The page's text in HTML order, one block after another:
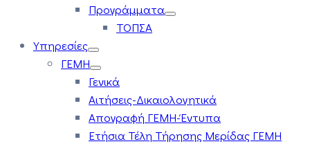
Προγράμματα
ΤΟΠΣΑ
Υπηρεσίες
ΓΕΜΗ
Γενικά
Αιτήσεις-Δικαιολογητικά
Απογραφή ΓΕΜΗ-Έντυπα
Ετήσια Τέλη Τήρησης Μερίδας ΓΕΜΗ